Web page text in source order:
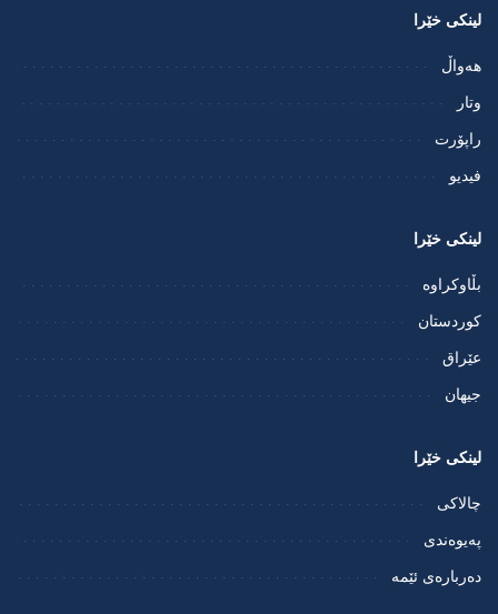
لینکی خێرا
هەواڵ
وتار
راپۆرت
فيديو
لینکی خێرا
بڵاوکراوە
کوردستان
عێراق
جیهان
لینکی خێرا
چالاکی
پەیوەندی
دەربارەی ئێمە